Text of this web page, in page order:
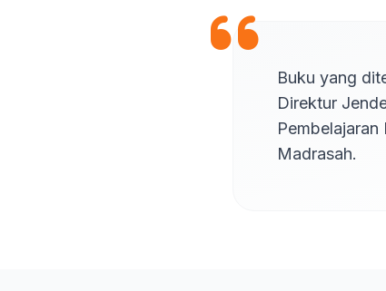
Buku yang
Direktur
Madrasah.